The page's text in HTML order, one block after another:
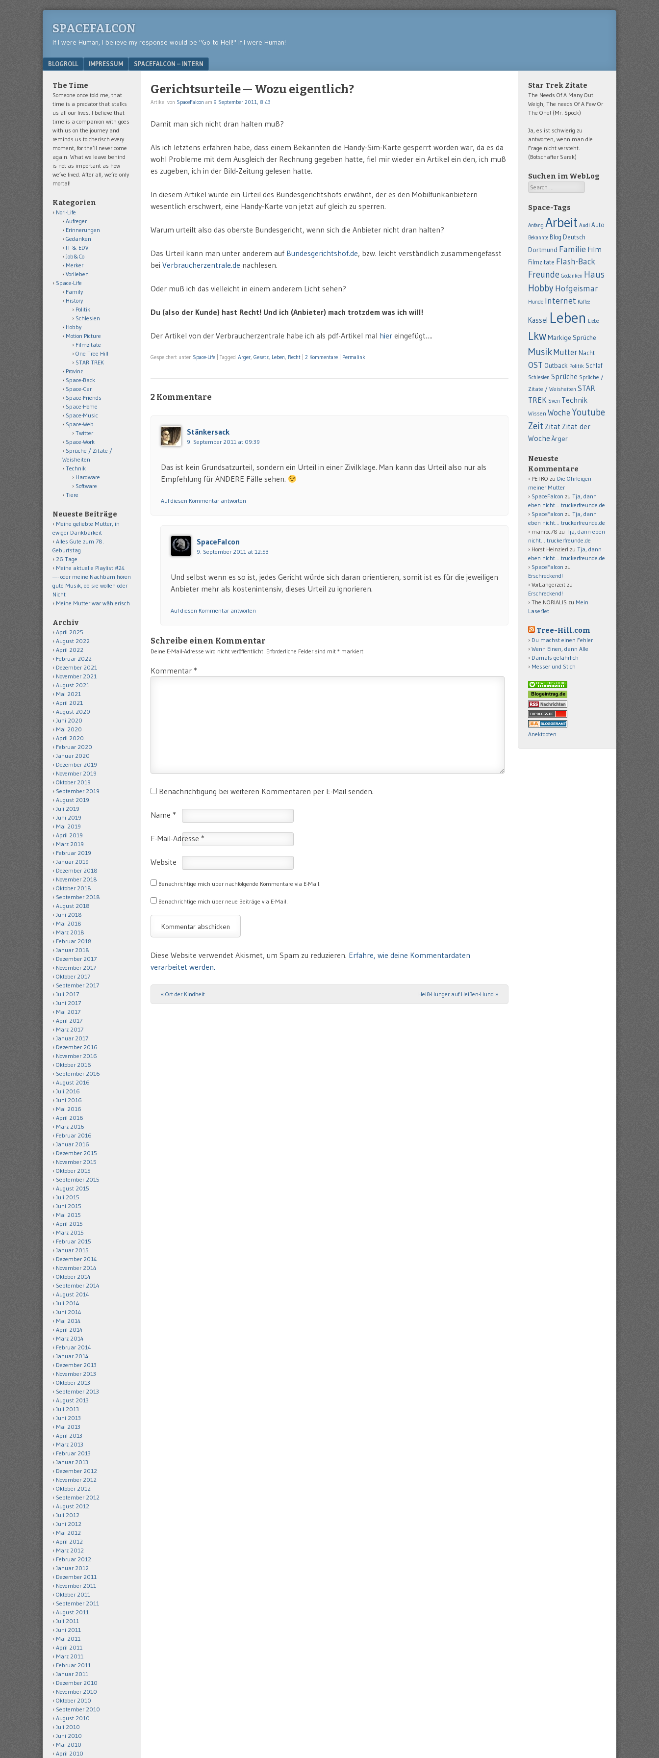
SPACEFALCON
If I were Human, I believe my response would be "Go to Hell!" If I were Human!
Menu
SKIP TO CONTENT
BLOGROLL IMPRESSUM SPACEFALCON – INTERN
Gerichtsurteile — Wozu eigentlich?
Artikel von SpaceFalcon am 9 September 2011, 8:43
Damit man sich nicht dran halten muß?
Als ich letztens erfahren habe, dass einem Bekannten die Handy-Sim-Karte gesperrt worden war, da es da
wohl Probleme mit dem Ausgleich der Rechnung gegeben hatte, fiel mir wieder ein Artikel ein den, ich muß
es zugeben, ich in der Bild-Zeitung gelesen hatte.
In diesem Artikel wurde ein Urteil des Bundesgerichtshofs erwähnt, der es den Mobilfunkanbietern
wesentlich erschwert, eine Handy-Karte von jetzt auf gleich zu sperren.
Warum urteilt also das oberste Bundesgericht, wenn sich die Anbieter nicht dran halten?
Das Urteil kann man unter anderem auf Bundesgerichtshof.de, bzw. leicht verständlich zusammengefasst
bei Verbraucherzentrale.de nachlesen.
Oder muß ich das vielleicht in einem anderem Licht sehen?
Du (also der Kunde) hast Recht! Und ich (Anbieter) mach trotzdem was ich will!
Der Artikel von der Verbraucherzentrale habe ich als pdf-Artikel mal hier eingefügt….
Gespeichert unter Space-Life Tagged Ärger, Gesetz, Leben, Recht 2 Kommentare Permalink
2 Kommentare
Stänkersack
9. September 2011 at 09:39
Das ist kein Grundsatzurteil, sondern ein Urteil in einer Zivilklage. Man kann das Urteil also nur als
Empfehlung für ANDERE Fälle sehen.
Auf diesen Kommentar antworten
SpaceFalcon
9. September 2011 at 12:53
Und selbst wenn es so ist, jedes Gericht würde sich daran orientieren, somit ist es für die jeweiligen
Anbieter mehr als kostenintensiv, dieses Urteil zu ignorieren.
Auf diesen Kommentar antworten
Schreibe einen Kommentar
Deine E-Mail-Adresse wird nicht veröffentlicht. Erforderliche Felder sind mit * markiert
Kommentar *
Benachrichtigung bei weiteren Kommentaren per E-Mail senden.
Name *
E-Mail-Adresse *
Website
Benachrichtige mich über nachfolgende Kommentare via E-Mail.
Benachrichtige mich über neue Beiträge via E-Mail.
Diese Website verwendet Akismet, um Spam zu reduzieren. Erfahre, wie deine Kommentardaten
verarbeitet werden.
Post navigation
« Ort der Kindheit Heiß-Hunger auf Heißen-Hund »
The Time
Someone once told me, that
time is a predator that stalks
us all our lives. I believe that
time is a companion with goes
with us on the journey and
reminds us to cherisch every
moment, for the’ll never come
again. What we leave behind
is not as important as how
we’ve lived. After all, we’re only
mortal!
Kategorien
Nori-Life
Aufreger
Erinnerungen
Gedanken
IT & EDV
Job&Co
Merker
Vorlieben
Space-Life
Family
History
Politik
Schlesien
Hobby
Motion Picture
Filmzitate
One Tree Hill
STAR TREK
Provinz
Space-Back
Space-Car
Space-Friends
Space-Home
Space-Music
Space-Web
Twitter
Space-Work
Sprüche / Zitate /
Weisheiten
Technik
Hardware
Software
Tiere
Neueste Beiträge
Meine geliebte Mutter, in
ewiger Dankbarkeit
Alles Gute zum 78.
Geburtstag
26 Tage
Meine aktuelle Playlist #24
—- oder meine Nachbarn hören
gute Musik, ob sie wollen oder
Nicht
Meine Mutter war wählerisch
Archiv
April 2025
August 2022
April 2022
Februar 2022
Dezember 2021
November 2021
August 2021
Mai 2021
April 2021
August 2020
Juni 2020
Mai 2020
April 2020
Februar 2020
Januar 2020
Dezember 2019
November 2019
Oktober 2019
September 2019
August 2019
Juli 2019
Juni 2019
Mai 2019
April 2019
März 2019
Februar 2019
Januar 2019
Dezember 2018
November 2018
Oktober 2018
September 2018
August 2018
Juni 2018
Mai 2018
März 2018
Februar 2018
Januar 2018
Dezember 2017
November 2017
Oktober 2017
September 2017
Juli 2017
Juni 2017
Mai 2017
April 2017
März 2017
Januar 2017
Dezember 2016
November 2016
Oktober 2016
September 2016
August 2016
Juli 2016
Juni 2016
Mai 2016
April 2016
März 2016
Februar 2016
Januar 2016
Dezember 2015
November 2015
Oktober 2015
September 2015
August 2015
Juli 2015
Juni 2015
Mai 2015
April 2015
März 2015
Februar 2015
Januar 2015
Dezember 2014
November 2014
Oktober 2014
September 2014
August 2014
Juli 2014
Juni 2014
Mai 2014
April 2014
März 2014
Februar 2014
Januar 2014
Dezember 2013
November 2013
Oktober 2013
September 2013
August 2013
Juli 2013
Juni 2013
Mai 2013
April 2013
März 2013
Februar 2013
Januar 2013
Dezember 2012
November 2012
Oktober 2012
September 2012
August 2012
Juli 2012
Juni 2012
Mai 2012
April 2012
März 2012
Februar 2012
Januar 2012
Dezember 2011
November 2011
Oktober 2011
September 2011
August 2011
Juli 2011
Juni 2011
Mai 2011
April 2011
März 2011
Februar 2011
Januar 2011
Dezember 2010
November 2010
Oktober 2010
September 2010
August 2010
Juli 2010
Juni 2010
Mai 2010
April 2010
Star Trek Zitate
The Needs Of A Many Out
Weigh, The needs Of A Few Or
The One! (Mr. Spock)
Ja, es ist schwierig zu
antworten, wenn man die
Frage nicht versteht.
(Botschafter Sarek)
Suchen im WebLog
Search
Space-Tags
Anfang Arbeit Audi Auto
Bekannte Blog Deutsch
Dortmund Familie Film
Filmzitate Flash-Back
Freunde Gedanken Haus
HobbyHofgeismar
Hunde Internet Kaffee
Kassel Leben Liebe
LkwMarkige Sprüche
MusikMutter Nacht
OST Outback Politik Schlaf
Schlesien Sprüche Sprüche /
Zitate / Weisheiten STAR
TREK Sven Technik
Wissen Woche Youtube
Zeit Zitat Zitat der
Woche Ärger
Neueste
Kommentare
PETRO zu Die Ohrfeigen
meiner Mutter
SpaceFalcon zu Tja, dann
eben nicht… truckerfreunde.de
SpaceFalcon zu Tja, dann
eben nicht… truckerfreunde.de
manroc78 zu Tja, dann eben
nicht… truckerfreunde.de
Horst Heinzierl zu Tja, dann
eben nicht… truckerfreunde.de
SpaceFalcon zu
Erschreckend!
VorLangerzeit zu
Erschreckend!
The NORIALIS zu Mein
LaserJet
Tree-Hill.com
Du machst einen Fehler
Wenn Einen, dann Alle
Damals gefährlich
Messer und Stich
Anektdoten